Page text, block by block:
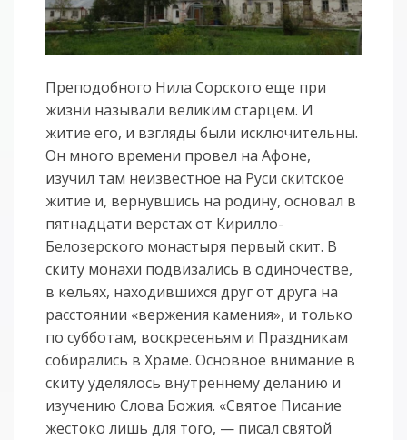
Преподобного Нила Сорского еще при
жизни называли великим старцем. И
житие его, и взгляды были исключительны.
Он много времени провел на Афоне,
изучил там неизвестное на Руси скитское
житие и, вернувшись на родину, основал в
пятнадцати верстах от Кирилло-
Белозерского монастыря первый скит. В
скиту монахи подвизались в одиночестве,
в кельях, находившихся друг от друга на
расстоянии «вержения камения», и только
по субботам, воскресеньям и Праздникам
собирались в Храме. Основное внимание в
скиту уделялось внутреннему деланию и
изучению Слова Божия. «Святое Писание
жестоко лишь для того, — писал святой